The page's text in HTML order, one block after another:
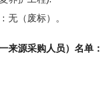
无（废标） 。
来源采购人员）名单：